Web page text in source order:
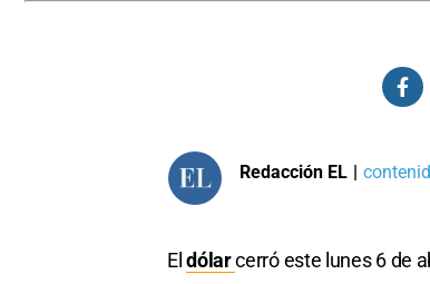
Redacción EL |
Eldólarcerró este lunes 6 de